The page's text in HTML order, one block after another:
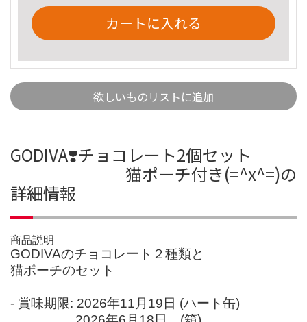
カートに入れる
欲しいものリストに追加
GODIVA❣️チョコレート2個セット
猫ポーチ付き(=^x^=)の
詳細情報
商品説明
GODIVAのチョコレート２種類と
猫ポーチのセット
- 賞味期限: 2026年11月19日 (ハート缶)